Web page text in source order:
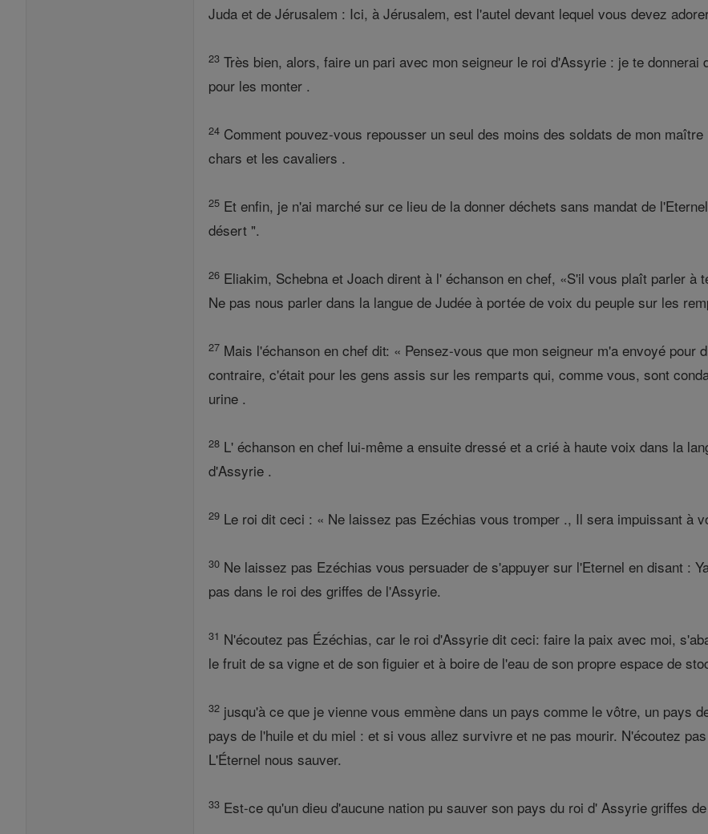
Juda et de Jérusalem : Ici, à Jérusalem, est l'autel devant lequel vous devez
23 Très bien, alors, faire un pari avec mon seigneur le roi d'Assyrie : je te
pour les monter .
24 Comment pouvez-vous repousser un seul des moins des soldats de mon
chars et les cavaliers .
25 Et enfin, je n'ai marché sur ce lieu de la donner déchets sans mandat de
désert ".
26 Eliakim, Schebna et Joach dirent à l' échanson en chef, «S'il vous plaît parler
Ne pas nous parler dans la langue de Judée à portée de voix du peuple sur les
27 Mais l'échanson en chef dit: « Pensez-vous que mon seigneur m'a envoyé
contraire, c'était pour les gens assis sur les remparts qui, comme vous, sont
urine .
28 L' échanson en chef lui-même a ensuite dressé et a crié à haute voix dans la
d'Assyrie .
29 Le roi dit ceci : « Ne laissez pas Ezéchias vous tromper ., Il sera impuissant à
30 Ne laissez pas Ezéchias vous persuader de s'appuyer sur l'Eternel en disant :
pas dans le roi des griffes de l'Assyrie.
31 N'écoutez pas Ézéchias, car le roi d'Assyrie dit ceci: faire la paix avec moi,
le fruit de sa vigne et de son figuier et à boire de l'eau de son propre espace de
32 jusqu'à ce que je vienne vous emmène dans un pays comme le vôtre, un pays
pays de l'huile et du miel : et si vous allez survivre et ne pas mourir. N'écoutez
L'Éternel nous sauver.
33 Est-ce qu'un dieu d'aucune nation pu sauver son pays du roi d' Assyrie griffes